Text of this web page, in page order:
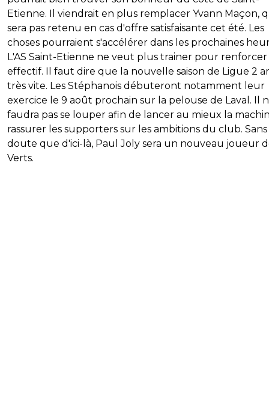
Etienne. Il viendrait en plus remplacer Yvann Maçon,
sera pas retenu en cas d'offre satisfaisante cet été. Les
choses pourraient s'accélérer dans les prochaines
L'AS Saint-Etienne ne veut plus trainer pour renforcer
effectif. Il faut dire que la nouvelle saison de Ligue 2
très vite. Les Stéphanois débuteront notamment leur
exercice le 9 août prochain sur la pelouse de Laval. Il
faudra pas se louper afin de lancer au mieux la
rassurer les supporters sur les ambitions du club. Sans
doute que d'ici-là, Paul Joly sera un nouveau joueur
Verts.